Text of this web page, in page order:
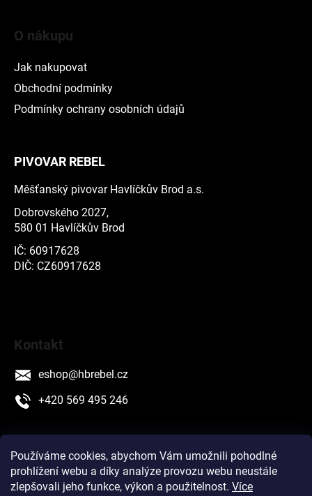
Používáme cookies, abychom Vám umožnili pohodlné
prohlížení webu a díky analýze provozu webu neustále
zlepšovali jeho funkce, výkon a použitelnost. Více
O nákupu
Jak nakupovat
Obchodní podmínky
Podmínky ochrany osobních údajů
PIVOVAR REBEL
Měšťanský pivovar Havlíčkův Brod a.s.
Dobrovského 2027,
580 01 Havlíčkův Brod
IČ: 60917628
DIČ: CZ60917628
Kontakt
eshop@hbrebel.cz
+420 569 495 246
SLEDUJTE NÁS